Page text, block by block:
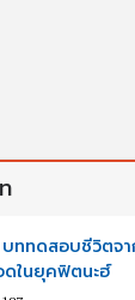
ททดสอบชีวิตจา
ดในยุคฟิตนะฮ์